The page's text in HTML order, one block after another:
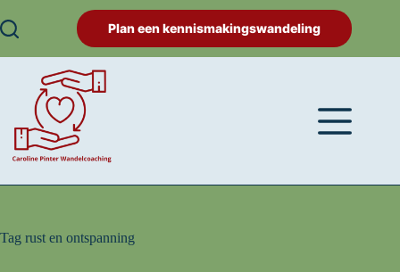
Plan een kennismakingswandeling
Tag rust en ontspanning